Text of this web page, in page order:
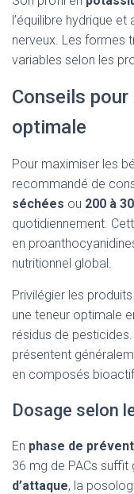
l’équilibre hydrique
nerveux. Les formes
variables selon les
Conseils
optimale
Pour maximiser les
recommandé de
séchées ou 200 à
quotidiennement.
en
nutritionnel global.
Privilégier les
une teneur optimale
résidus de
présentent
en composés
Dosage selon
En phase de
36 mg de PACs suffit
d’attaque, la